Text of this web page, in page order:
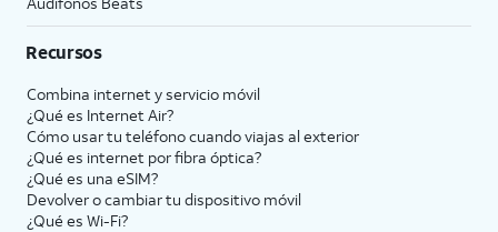
Recursos
Combina internet y servicio móvil
¿Qué es Internet Air?
Cómo usar tu teléfono cuando viajas al exterior
¿Qué es internet por fibra óptica?
¿Qué es una eSIM?
Devolver o cambiar tu dispositivo móvil
¿Qué es Wi-Fi?